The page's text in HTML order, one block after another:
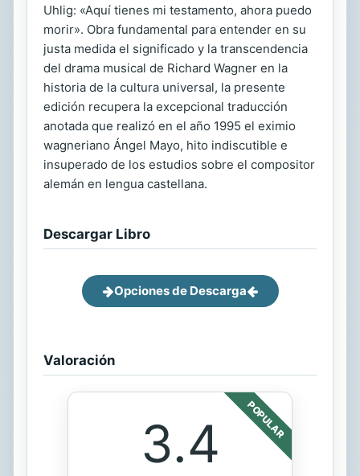
Uhlig: «Aquí tienes mi testamento, ahora puedo
morir». Obra fundamental para entender en su
justa medida el significado y la transcendencia
del drama musical de Richard Wagner en la
historia de la cultura universal, la presente
edición recupera la excepcional traducción
anotada que realizó en el año 1995 el eximio
wagneriano Ángel Mayo, hito indiscutible e
insuperado de los estudios sobre el compositor
alemán en lengua castellana.
Descargar Libro
Opciones de Descarga
Valoración
POPULAR
3.4